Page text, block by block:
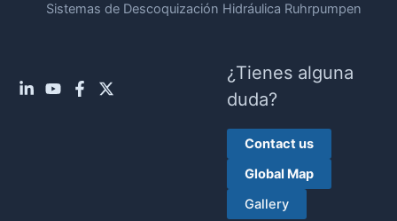
Sistemas de Descoquización Hidráulica Ruhrpumpen
¿Tienes alguna
duda?
Contact us
Global Map
Gallery